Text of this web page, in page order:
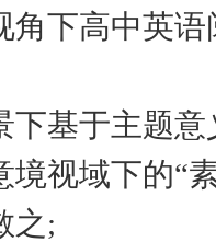
角下高中英
下基于主题
境视域下的“
之;